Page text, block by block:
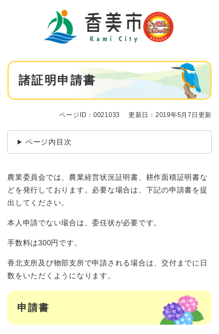
本
諸証明申請書
ページID：0021033 更新日：2019年5月7日更新
ページ内目次
農業委員会では、農業経営状況証明書、耕作面積証明書な
どを発行しております。必要な場合は、下記の申請書を提
出してください。
本人申請でない場合は、委任状が必要です。
手数料は300円です。
香北支所及び物部支所で申請される場合は、交付までに日
数をいただくようになります。
申請書